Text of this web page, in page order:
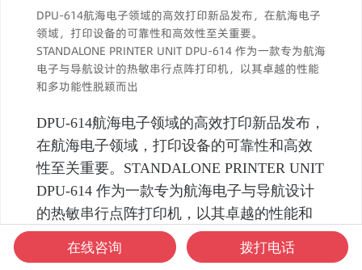
DPU-614航海电子领域的高效打印新品发布，在航海电子
领域，打印设备的可靠性和高效性至关重要。
STANDALONE PRINTER UNIT DPU-614 作为一款专为航海
电子与导航设计的热敏串行点阵打印机，以其卓越的性能
和多功能性脱颖而出
DPU-614航海电子领域的高效打印新品发布，
在航海电子领域，打印设备的可靠性和高效
性至关重要。STANDALONE PRINTER UNIT
DPU-614 作为一款专为航海电子与导航设计
的热敏串行点阵打印机，以其卓越的性能和
多功能性脱颖而出，成为航海专业人士的得
力助手。
在线咨询 拨打电话